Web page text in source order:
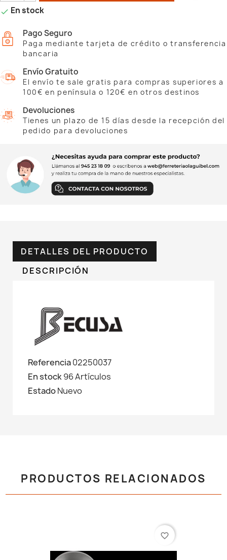
 En stock
Pago Seguro
Paga mediante tarjeta de crédito o transferencia
bancaria
Envío Gratuito
El envío te sale gratis para compras superiores a
100€ en península o 120€ en otros destinos
Devoluciones
Tienes un plazo de 15 días desde la recepción del
pedido para devoluciones
DETALLES DEL PRODUCTO
DESCRIPCIÓN
Referencia02250037
En stock96 Artículos
EstadoNuevo
PRODUCTOS RELACIONADOS
favorite_border